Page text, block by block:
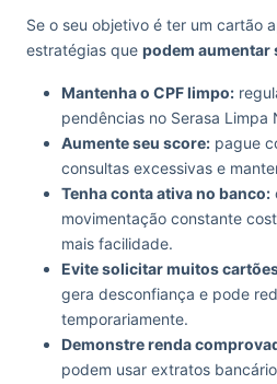
Se o seu objetivo é ter um cartão
estratégias que podem aumentar
Mantenha o CPF limpo:
pendências no Serasa Limpa
Aumente seu score: pague
consultas excessivas e
Tenha conta ativa no banco:
movimentação constante
mais facilidade.
Evite solicitar muitos
gera desconfiança e pode
temporariamente.
Demonstre renda
podem usar extratos